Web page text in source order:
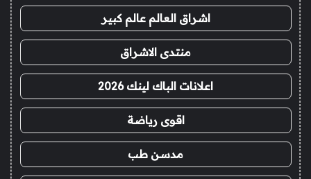
اشراق العالم عالم كبير
منتدى الاشراق
اعلانات الباك لينك 2026
اقوى رياضة
مدسن طب